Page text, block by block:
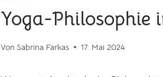
Yoga-Philosophie
Von Sabrina Farkas 17. Mai 2024